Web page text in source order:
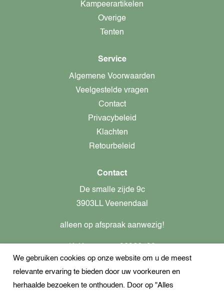
Kampeerartikelen
Overige
Tenten
Service
Algemene Voorwaarden
Veelgestelde vragen
Contact
Privacybeleid
Klachten
Retourbeleid
Contact
De smalle zijde 9c
3903LL Veenendaal
alleen op afspraak aanwezig!
Btw-nummer: nl862437301B01
+31621944547
We gebruiken cookies op onze website om u de meest
relevante ervaring te bieden door uw voorkeuren en
herhaalde bezoeken te onthouden. Door op "Alles